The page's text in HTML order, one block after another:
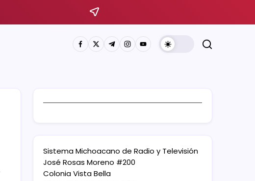
Sistema Michoacano de Radio y Televisión
José Rosas Moreno #200
Colonia Vista Bella